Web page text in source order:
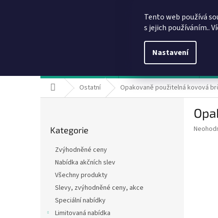
Tento web používá
s jejich používáním..
Nastavení
Domů Ostatní Opakovaně použitelná kovová
kategorie
Kategorie
Zvýhodněné ceny
Nabídka akčních slev
Všechny produkty
Slevy, zvýhodněné ceny, akce
Speciální nabídky
Limitovaná nabídka